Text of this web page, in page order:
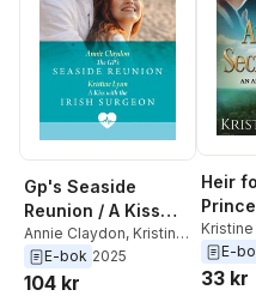
Gp's Seaside
Reunion / A Kiss
With The Irish
Surgeon
Annie Claydon, Kristine
LynnE-bok 2025
104 kr
Heir
Prince
Kristine
E-
33 kr